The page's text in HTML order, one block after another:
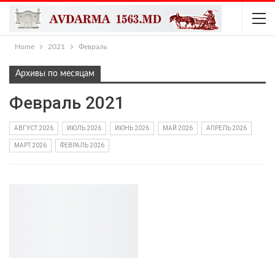
Home 2021 Февраль
Архивы по месяцам
Февраль 2021
АВГУСТ 2026 ИЮЛЬ 2026 ИЮНЬ 2026 МАЙ 2026 АПРЕЛЬ 2026
МАРТ 2026 ФЕВРАЛЬ 2026